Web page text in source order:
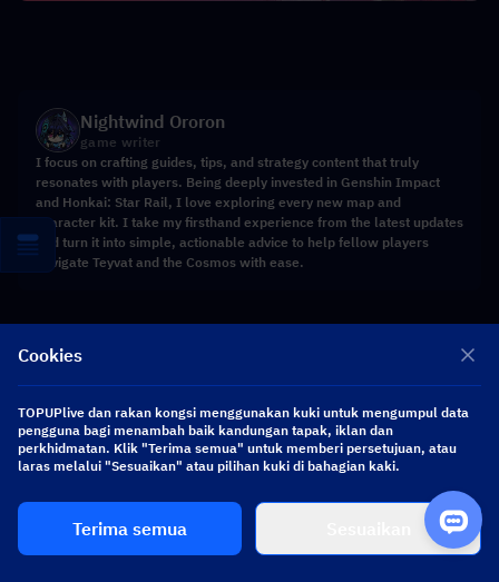
Nightwind Ororon
game writer
I focus on crafting guides, tips, and strategy content that truly
resonates with players. Being deeply invested in Genshin Impact
and Honkai: Star Rail, I love exploring every new map and
character kit. I take my firsthand experience from the latest updates
and turn it into simple, actionable advice to help fellow players
navigate Teyvat and the Cosmos with ease.
Facebook X LINK
Produk berkaitan
Cookies
TOPUPlive dan rakan kongsi menggunakan kuki untuk mengumpul data
pengguna bagi menambah baik kandungan tapak, iklan dan
perkhidmatan. Klik "Terima semua" untuk memberi persetujuan, atau
laras melalui "Sesuaikan" atau pilihan kuki di bahagian kaki.
Terima semua